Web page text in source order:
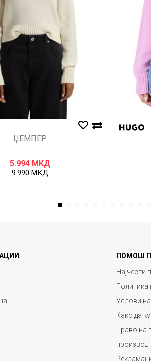
ЏЕМПЕР
5.994 МКД
9.990МКД
1
ПОМОШ
Најчести
Политика
Услови
Како да
Право на
производ